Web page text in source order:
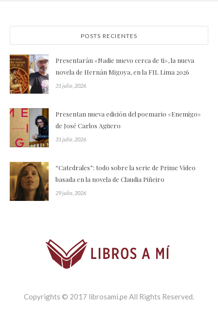
POSTS RECIENTES
Presentarán «Nadie nuevo cerca de ti», la nueva
novela de Hernán Migoya, en la FIL Lima 2026
31 julio, 2026
Presentan nueva edición del poemario «Enemigo»
de José Carlos Agüero
31 julio, 2026
“Catedrales”: todo sobre la serie de Prime Video
basada en la novela de Claudia Piñeiro
29 julio, 2026
Copyrights © 2017 librosami.pe All Rights Reserved.